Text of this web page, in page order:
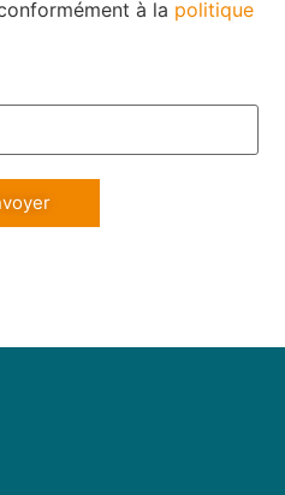
à la politique